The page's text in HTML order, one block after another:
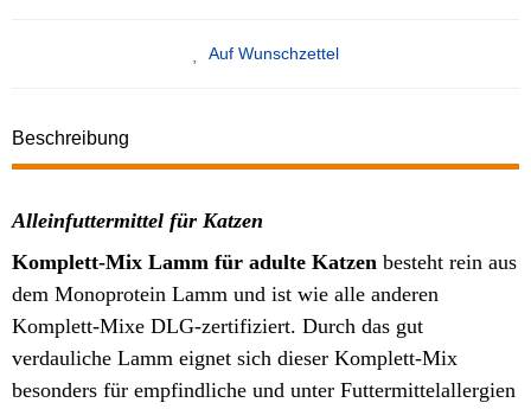
Auf Wunschzettel
Beschreibung
Alleinfuttermittel für Katzen
Komplett-Mix Lamm für adulte Katzen besteht rein aus
dem Monoprotein Lamm und ist wie alle anderen
Komplett-Mixe DLG-zertifiziert. Durch das gut
verdauliche Lamm eignet sich dieser Komplett-Mix
besonders für empfindliche und unter Futtermittelallergien